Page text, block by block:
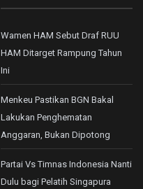
Wamen HAM Sebut Draf RUU
HAM Ditarget Rampung Tahun
Ini
Menkeu Pastikan BGN Bakal
Lakukan Penghematan
Anggaran, Bukan Dipotong
Partai Vs Timnas Indonesia Nanti
Dulu bagi Pelatih Singapura